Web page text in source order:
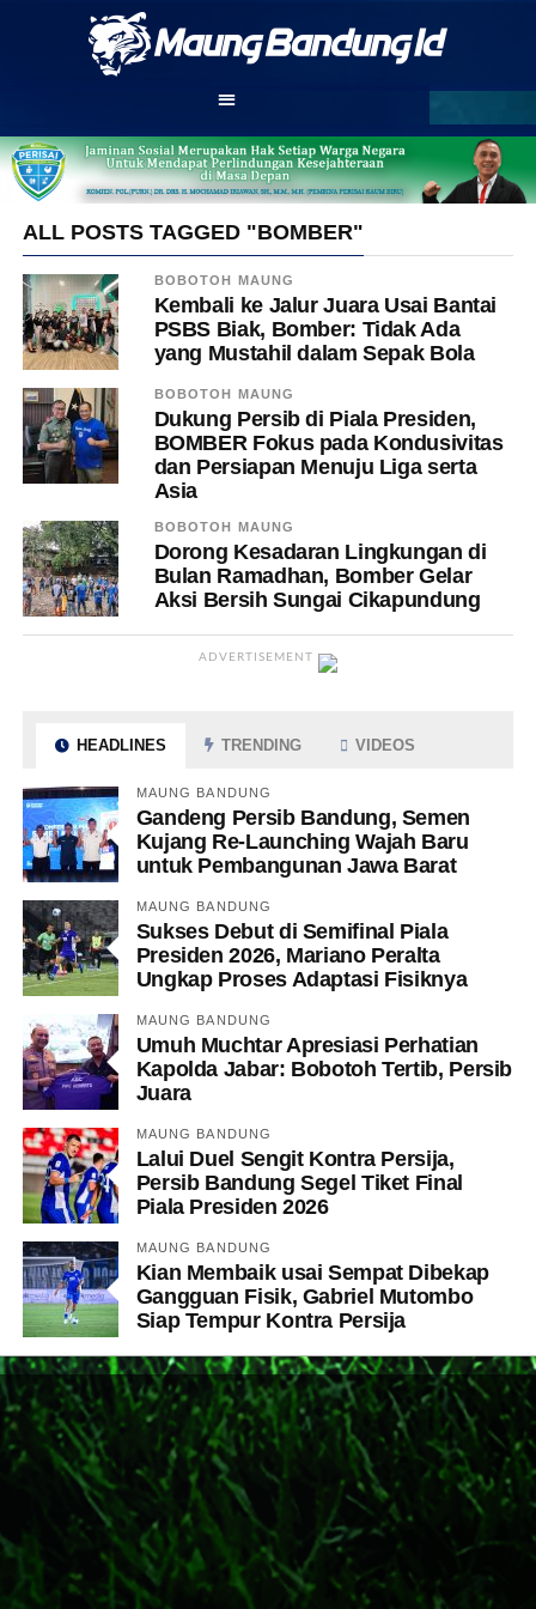
ALL POSTS TAGGED "BOMBER"
BOBOTOH MAUNG
Kembali ke Jalur Juara Usai Bantai
PSBS Biak, Bomber: Tidak Ada
yang Mustahil dalam Sepak Bola
BOBOTOH MAUNG
Dukung Persib di Piala Presiden,
BOMBER Fokus pada Kondusivitas
dan Persiapan Menuju Liga serta
Asia
BOBOTOH MAUNG
Dorong Kesadaran Lingkungan di
Bulan Ramadhan, Bomber Gelar
Aksi Bersih Sungai Cikapundung
ADVERTISEMENT
HEADLINES TRENDING VIDEOS
MAUNG BANDUNG
Gandeng Persib Bandung, Semen
Kujang Re-Launching Wajah Baru
untuk Pembangunan Jawa Barat
MAUNG BANDUNG
Sukses Debut di Semifinal Piala
Presiden 2026, Mariano Peralta
Ungkap Proses Adaptasi Fisiknya
MAUNG BANDUNG
Umuh Muchtar Apresiasi Perhatian
Kapolda Jabar: Bobotoh Tertib, Persib
Juara
MAUNG BANDUNG
Lalui Duel Sengit Kontra Persija,
Persib Bandung Segel Tiket Final
Piala Presiden 2026
MAUNG BANDUNG
Kian Membaik usai Sempat Dibekap
Gangguan Fisik, Gabriel Mutombo
Siap Tempur Kontra Persija